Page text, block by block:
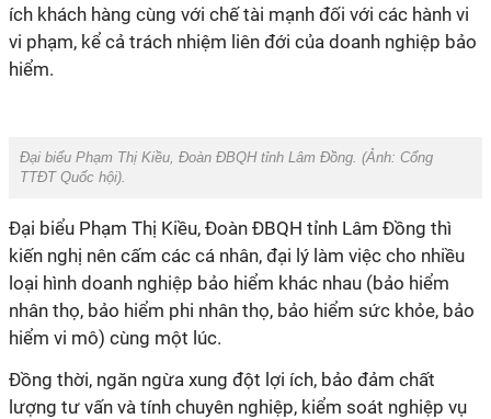
ích khách hàng cùng với chế tài mạnh đối với các hành vi
vi phạm, kể cả trách nhiệm liên đới của doanh nghiệp bảo
hiểm.
Đại biểu Phạm Thị Kiều, Đoàn ĐBQH tỉnh Lâm Đồng. (Ảnh: Cổng
TTĐT Quốc hội).
Đại biểu Phạm Thị Kiều, Đoàn ĐBQH tỉnh Lâm Đồng thì
kiến nghị nên cấm các cá nhân, đại lý làm việc cho nhiều
loại hình doanh nghiệp bảo hiểm khác nhau (bảo hiểm
nhân thọ, bảo hiểm phi nhân thọ, bảo hiểm sức khỏe, bảo
hiểm vi mô) cùng một lúc.
Đồng thời, ngăn ngừa xung đột lợi ích, bảo đảm chất
lượng tư vấn và tính chuyên nghiệp, kiểm soát nghiệp vụ